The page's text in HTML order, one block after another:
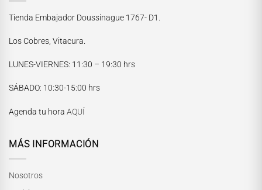
Tienda Embajador Doussinague 1767- D1.
Los Cobres, Vitacura.
LUNES-VIERNES: 11:30 – 19:30 hrs
SÁBADO: 10:30-15:00 hrs
Agenda tu hora AQUÍ
MÁS INFORMACIÓN
Nosotros
María Paskaró